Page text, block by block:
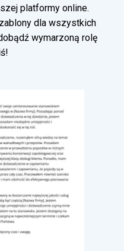
platformy online.
dla wszystkich
wymarzoną rolę